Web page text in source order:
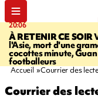
20:06
À RETENIR CE SOIR
l'Asie, mort d'une
cocottes minute,
footballeurs
Accueil Courrier des
Courrier des